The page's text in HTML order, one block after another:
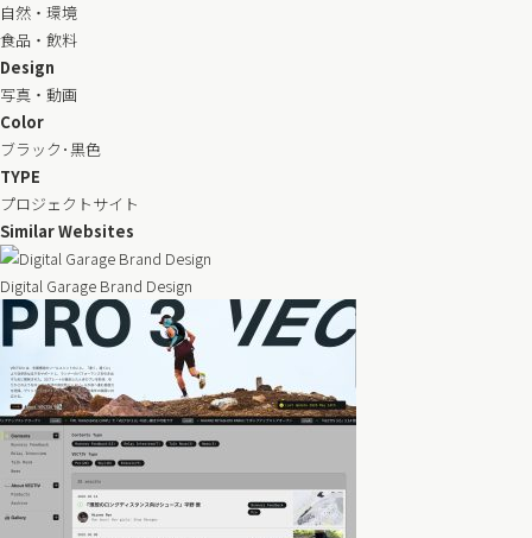
自然・環境
食品・飲料
Design
写真・動画
Color
ブラック･黒色
TYPE
プロジェクトサイト
Similar Websites
Digital Garage Brand Design